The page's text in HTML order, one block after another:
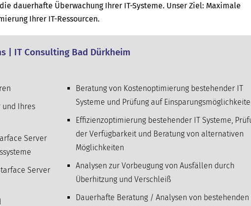
dauerhafte Überwachung Ihrer IT-Systeme. Unser Ziel: Maximale
Ihrer IT-Ressourcen.
| IT Consulting Bad Dürkheim
und Ihres
Server
Server
Beratung von Kostenoptimierung bestehender IT
Systeme und Prüfung auf
Effizienzoptimierung bestehender IT Systeme,
der Verfügbarkeit und Beratung von alternativen
Möglichkeiten
Analysen zur Vorbeugung von Ausfällen durch
Überhitzung und Verschleiß
Dauerhafte Beratung / Analysen von bestehenden